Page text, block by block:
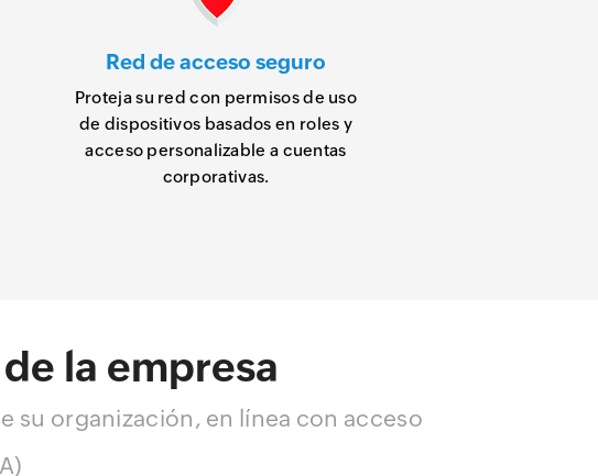
Red de acceso seguro
Proteja su red con permisos de uso
de dispositivos basados en roles y
acceso personalizable a cuentas
corporativas.
la empresa
su organización, en línea con acceso